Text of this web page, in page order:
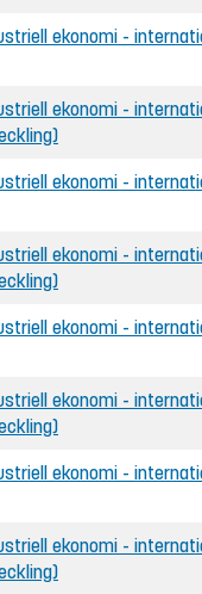
ekonomi -
ekonomi -
ekonomi -
ekonomi -
ekonomi -
ekonomi -
ekonomi -
ekonomi -